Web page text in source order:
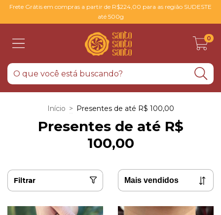
Frete Grátis em compras a partir de R$224,00 para as região SUDESTE
até 500g
0
Início > Presentes de até R$ 100,00
Presentes de até R$
100,00
Filtrar